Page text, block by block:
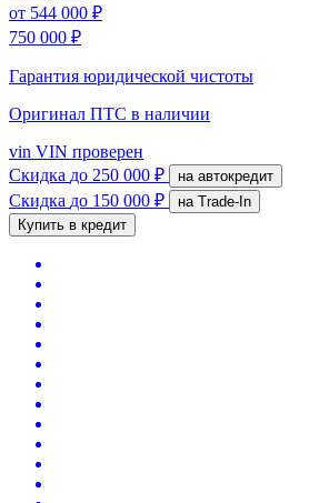
от 544 000 ₽
750 000 ₽
Гарантия юридической чистоты
Оригинал ПТС в наличии
vin VIN проверен
Скидка до 250 000 ₽ на автокредит
Скидка до 150 000 ₽
на Trade-In
Купить в кредит